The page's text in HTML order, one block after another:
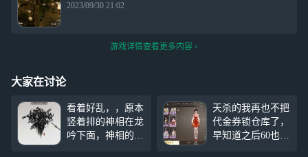
2023/09/30 21:02
游戏详情查看更多内容
大家在讨论
看着好乱，，原本
竖着排的神相在龙
吟下面，神相的像
天杀的我再也不把
代金券锁仓库了，
早知道之后60也能